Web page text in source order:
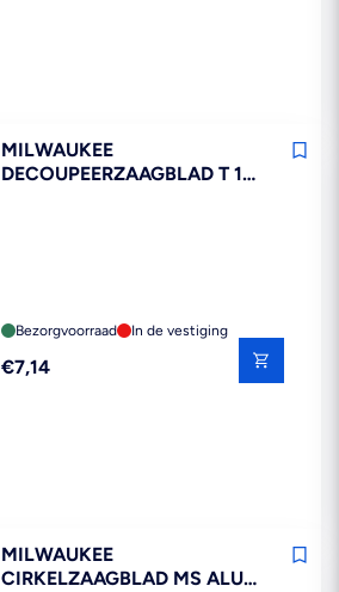
MILWAUKEE
DECOUPEERZAAGBLAD T 101
Bezorgvoorraad In de vestiging
Reguliere
€7,14
MILWAUKEE
CIRKELZAAGBLAD MS ALU